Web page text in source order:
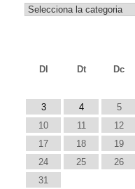
Notícies
Dl
Dt Dc
3
4 5
10
11 12
17
18 19
24
25 26
31